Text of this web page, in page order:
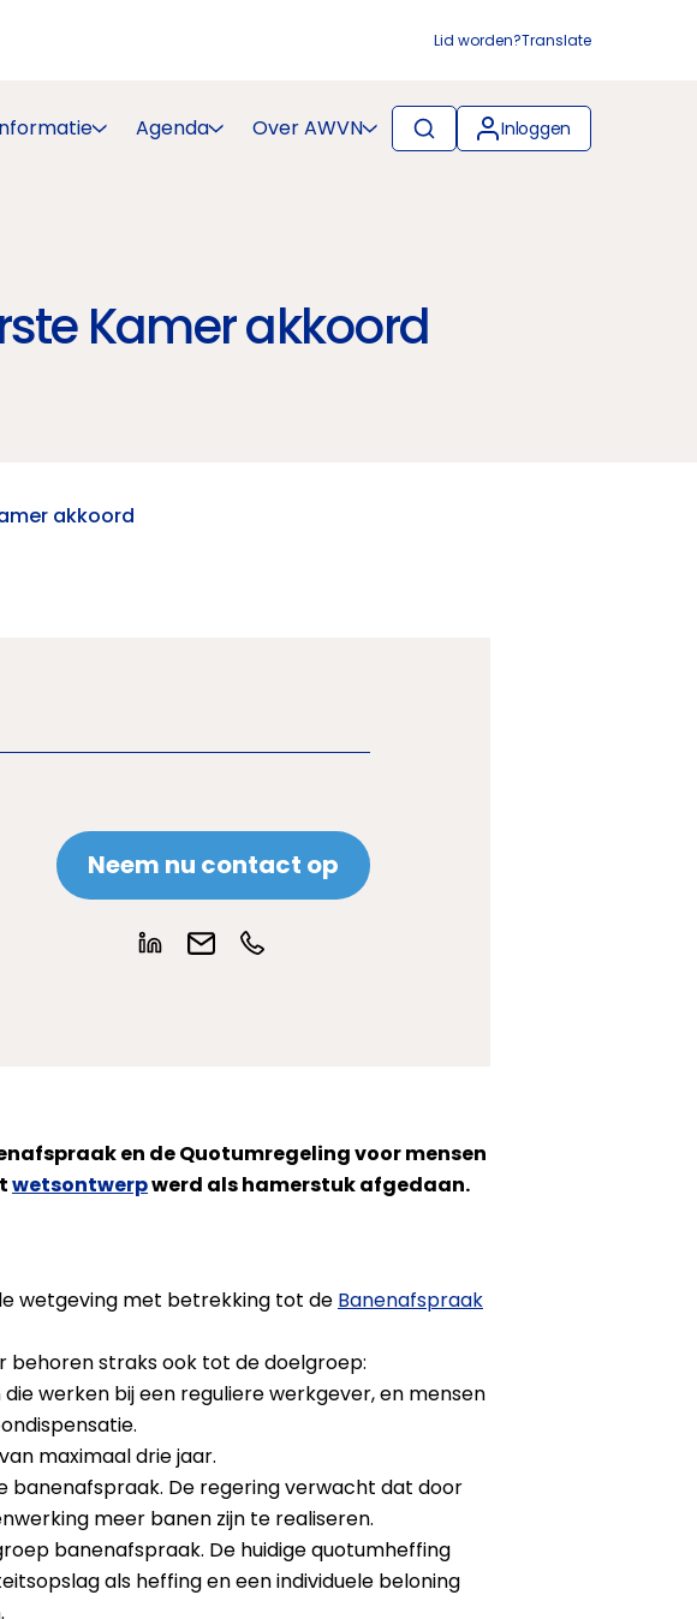
Lid worden?Translate
Agenda Over AWVN Inloggen
Kamer akkoord
akkoord
Neem nu contact op
en de Quotumregeling voor mensen
wetsontwerpwerd als hamerstuk afgedaan.
wetgeving met betrekking tot de Banenafspraak
behoren straks ook tot de doelgroep:
werken bij een reguliere werkgever, en mensen
maximaal drie jaar.
banenafspraak. De regering verwacht dat door
meer banen zijn te realiseren.
banenafspraak. De huidige quotumheffing
als heffing en een individuele beloning